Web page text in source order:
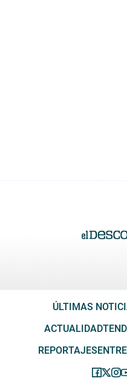
ÚLTIMAS
ACTUALIDAD
REPORTAJES